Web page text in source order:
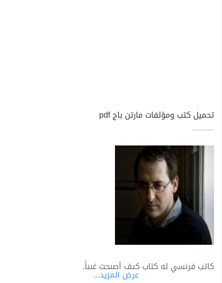
تحميل كتب ومؤلفات مارتن باج pdf
كاتب فرنسي له كتاب كيف أصبحت غبياً.
عرض المزيد...